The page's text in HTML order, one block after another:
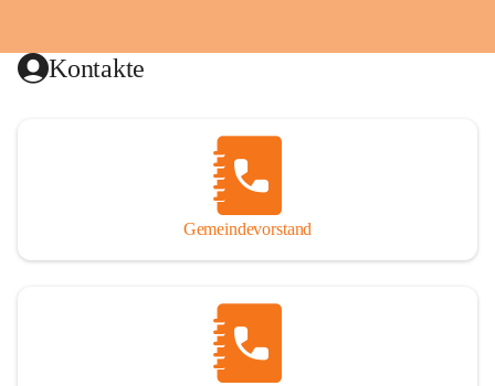
Kontakte
Gemeindevorstand